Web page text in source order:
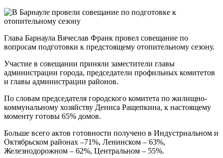
Глава Барнаула Вячеслав Франк провел совещание по
вопросам подготовки к предстоящему отопительному сезону.
Участие в совещании приняли заместители главы
администрации города, председатели профильных комитетов
и главы администрации районов.
По словам председателя городского комитета по жилищно-
коммунальному хозяйству Дениса Ращепкина, к настоящему
моменту готовы 65% домов.
Больше всего актов готовности получено в Индустриальном и
Октябрьском районах –71%, Ленинском – 63%,
Железнодорожном – 62%, Центральном – 55%.